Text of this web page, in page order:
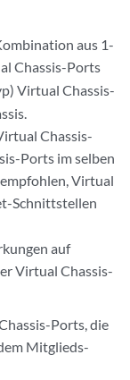
aus 1-
Chassis-Ports
Virtual Chassis-
Chassis-
Ports im selben
Virtual
Schnittstellen
auf
Virtual Chassis-
Ports, die
Mitglieds-